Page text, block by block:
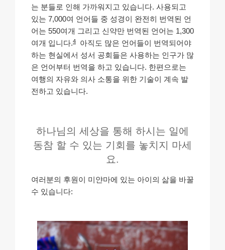
는 분들로 인해 가까워지고 있습니다. 사용되고
있는 7,000여 언어들 중 성경이 완전히 번역된 언
어는 550여개 그리고 신약만 번역된 언어는 1,300
여개 입니다.4
아직도 많은 언어들이 번역되어야
하는 현실에서 성서 공회들은 사용하는 인구가 많
은 언어부터 번역을 하고 있습니다. 한편으로는
여행의 자유와 의사 소통을 위한 기술이 계속 발
전하고 있습니다.
하나님의 세상을 통해 하시는 일에
동참 할 수 있는 기회를 놓치지 마세
요.
여러분의 후원이 미얀마에 있는 아이의 삶을 바꿀
수 있습니다: